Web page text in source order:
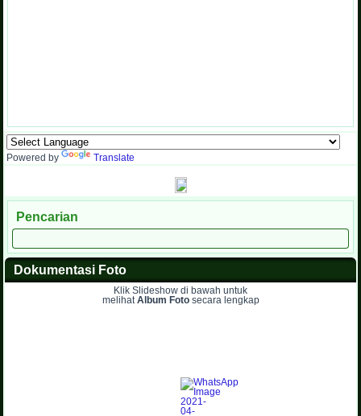
Powered by Translate
Pencarian
Dokumentasi Foto
Klik Slideshow di bawah untuk
melihatAlbum Fotosecara lengkap